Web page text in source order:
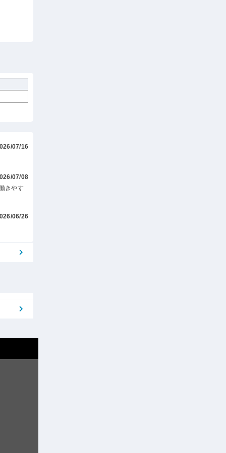
07/16
07/08
きやす
06/26